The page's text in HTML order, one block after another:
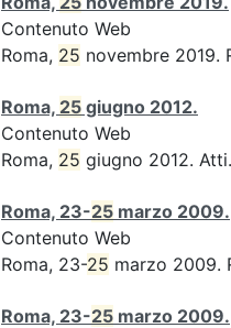
Contenuto Web
Roma, 25 novembre 2019.
Roma, 25 giugno 2012.
Contenuto Web
Roma, 25 giugno 2012. Atti.
Roma, 23-25 marzo 2009.
Contenuto Web
Roma, 23-25 marzo 2009.
Roma, 23-25 marzo 2009.